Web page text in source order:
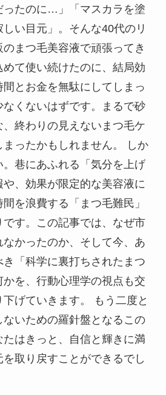
ったのに…」「マスカラを塗
い目元」。そんな40代のリ
まつ毛美容液で頑張ってき
て使い続けたのに、結局効
とお金を無駄にしてしまっ
くないはずです。まるで砂
終わりの見えないまつ毛ケ
ったかもしれません。 しか
。巷にあふれる「気分を上げ
、効果が限定的な美容液に
を浪費する「まつ毛難民」
す。この記事では、なぜ市
かったのか、そして今、あ
「科学に裏打ちされたまつ
を、行動心理学の視点も交
げていきます。 もう二度と
ないための羅針盤となるこの
はきっと、自信と輝きに満
取り戻すことができるでし